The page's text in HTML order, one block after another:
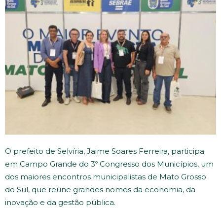
O prefeito de Selvíria, Jaime Soares Ferreira, participa
em Campo Grande do 3º Congresso dos Municípios, um
dos maiores encontros municipalistas de Mato Grosso
do Sul, que reúne grandes nomes da economia, da
inovação e da gestão pública.